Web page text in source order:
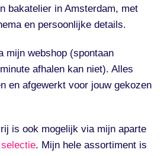
bakatelier in Amsterdam, met
en persoonlijke details.
mijn webshop (spontaan
afhalen kan niet). Alles
en afgewerkt voor jouw gekozen
is ook mogelijk via mijn aparte
. Mijn hele assortiment is